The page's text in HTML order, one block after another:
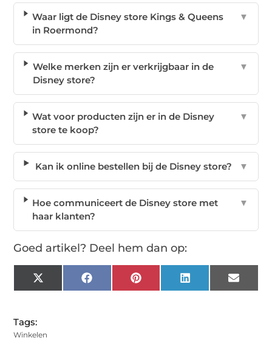
Waar ligt de Disney store Kings & Queens
in Roermond?
▼
Welke merken zijn er verkrijgbaar in de
Disney store?
▼
Wat voor producten zijn er in de Disney
store te koop?
▼
Kan ik online bestellen bij de Disney store? ▼
Hoe communiceert de Disney store met
haar klanten?
▼
Goed artikel? Deel hem dan op:
X
(Twitter)
Facebook Pinterest LinkedIn Email
Tags:
Winkelen